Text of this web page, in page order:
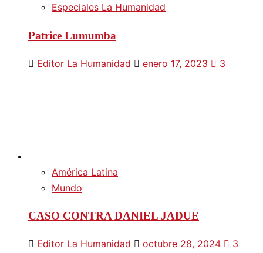
Especiales La Humanidad
Patrice Lumumba
Editor La Humanidad enero 17, 2023 3
América Latina
Mundo
CASO CONTRA DANIEL JADUE
Editor La Humanidad octubre 28, 2024 3